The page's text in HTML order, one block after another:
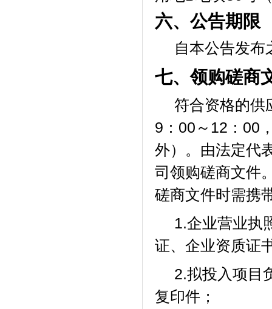
六、公告期限
自本公告发布
七、领购磋商
符合资格的供
9：00～12：00
外）。由法定代
司领购磋商文件
磋商文件时需携
1.企业营业执
证、企业资质证
2.拟投入项目
复印件；